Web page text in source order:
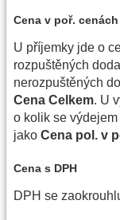
Cena v poř.
U příjemky jde o
rozpuštěných
nerozpuštěných
Cena Celkem. U
o kolik se
jako Cena pol. v
Cena s DPH
DPH se